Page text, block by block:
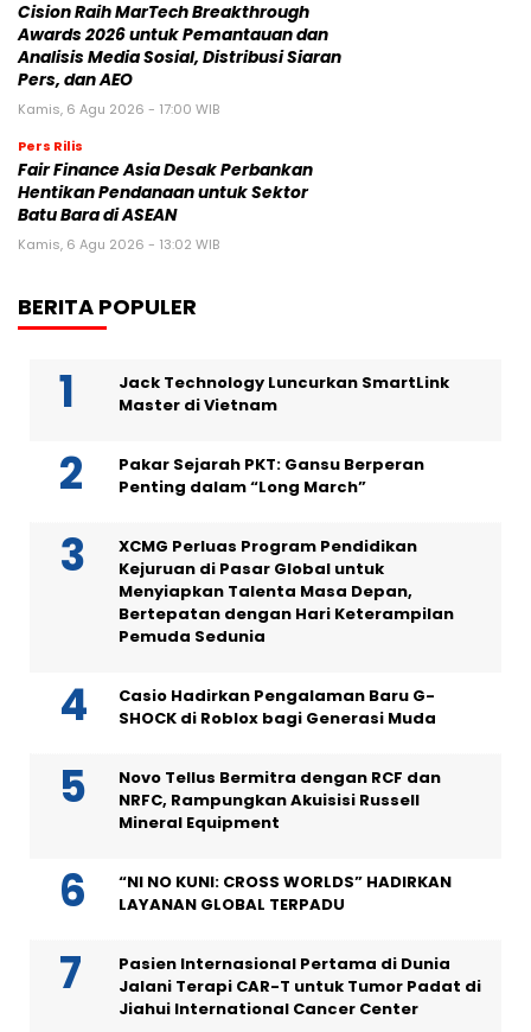
Cision Raih MarTech Breakthrough
Awards 2026 untuk Pemantauan dan
Analisis Media Sosial, Distribusi Siaran
Pers, dan AEO
Kamis, 6 Agu 2026 - 17:00 WIB
Pers Rilis
Fair Finance Asia Desak Perbankan
Hentikan Pendanaan untuk Sektor
Batu Bara di ASEAN
Kamis, 6 Agu 2026 - 13:02 WIB
BERITA POPULER
Jack Technology Luncurkan SmartLink
Master di Vietnam
Pakar Sejarah PKT: Gansu Berperan
Penting dalam “Long March”
XCMG Perluas Program Pendidikan
Kejuruan di Pasar Global untuk
Menyiapkan Talenta Masa Depan,
Bertepatan dengan Hari Keterampilan
Pemuda Sedunia
Casio Hadirkan Pengalaman Baru G-
SHOCK di Roblox bagi Generasi Muda
Novo Tellus Bermitra dengan RCF dan
NRFC, Rampungkan Akuisisi Russell
Mineral Equipment
“NI NO KUNI: CROSS WORLDS” HADIRKAN
LAYANAN GLOBAL TERPADU
Pasien Internasional Pertama di Dunia
Jalani Terapi CAR-T untuk Tumor Padat di
Jiahui International Cancer Center